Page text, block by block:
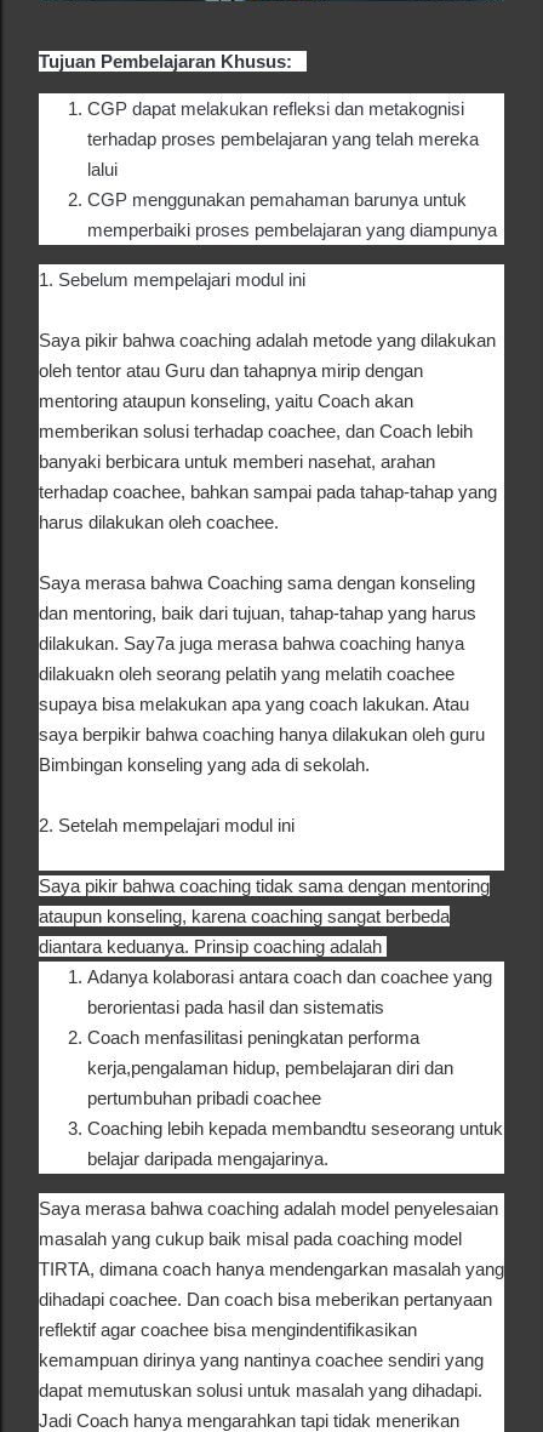
Tujuan Pembelajaran Khusus:
CGP dapat melakukan refleksi dan metakognisi
terhadap proses pembelajaran yang telah mereka
lalui
CGP menggunakan pemahaman barunya untuk
memperbaiki proses pembelajaran yang diampunya
1. Sebelum mempelajari modul ini
Saya pikir bahwa coaching adalah metode yang dilakukan
oleh tentor atau Guru dan tahapnya mirip dengan
mentoring ataupun konseling, yaitu Coach akan
memberikan solusi terhadap coachee, dan Coach lebih
banyaki berbicara untuk memberi nasehat, arahan
terhadap coachee, bahkan sampai pada tahap-tahap yang
harus dilakukan oleh coachee.
Saya merasa bahwa Coaching sama dengan konseling
dan mentoring, baik dari tujuan, tahap-tahap yang harus
dilakukan. Say7a juga merasa bahwa coaching hanya
dilakuakn oleh seorang pelatih yang melatih coachee
supaya bisa melakukan apa yang coach lakukan. Atau
saya berpikir bahwa coaching hanya dilakukan oleh guru
Bimbingan konseling yang ada di sekolah.
2. Setelah mempelajari modul ini
Saya pikir bahwa coaching tidak sama dengan mentoring
ataupun konseling, karena coaching sangat berbeda
diantara keduanya. Prinsip coaching adalah
Adanya kolaborasi antara coach dan coachee yang
berorientasi pada hasil dan sistematis
Coach menfasilitasi peningkatan performa
kerja,pengalaman hidup, pembelajaran diri dan
pertumbuhan pribadi coachee
Coaching lebih kepada membandtu seseorang untuk
belajar daripada mengajarinya.
Saya merasa bahwa coaching adalah model penyelesaian
masalah yang cukup baik misal pada coaching model
TIRTA, dimana coach hanya mendengarkan masalah yang
dihadapi coachee. Dan coach bisa meberikan pertanyaan
reflektif agar coachee bisa mengindentifikasikan
kemampuan dirinya yang nantinya coachee sendiri yang
dapat memutuskan solusi untuk masalah yang dihadapi.
Jadi Coach hanya mengarahkan tapi tidak menerikan